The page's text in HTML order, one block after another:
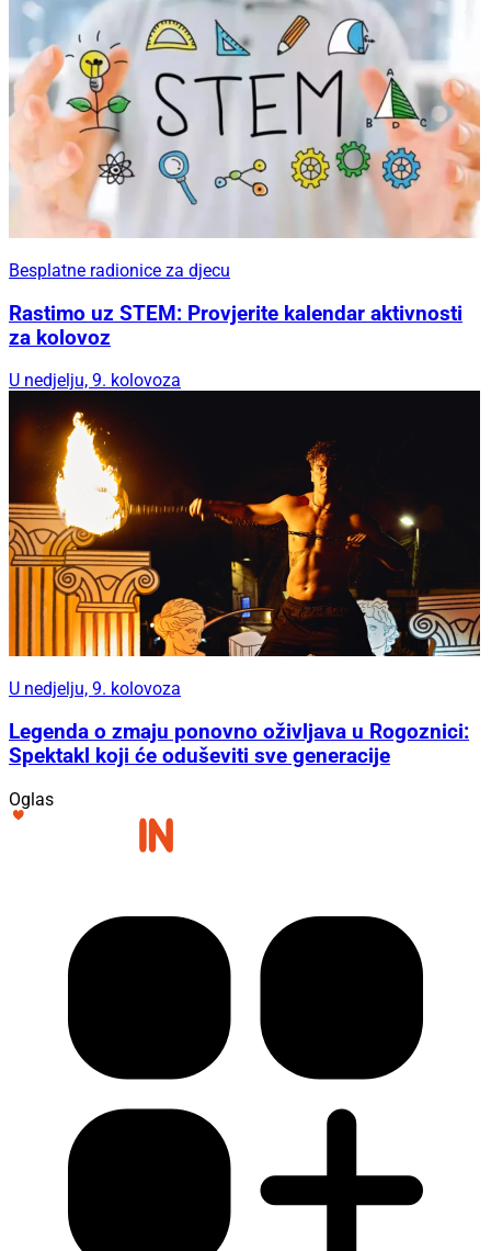
Besplatne radionice za djecu
Rastimo uz STEM: Provjerite kalendar aktivnosti
za kolovoz
U nedjelju, 9. kolovoza
U nedjelju, 9. kolovoza
Legenda o zmaju ponovno oživljava u Rogoznici:
Spektakl koji će oduševiti sve generacije
Oglas